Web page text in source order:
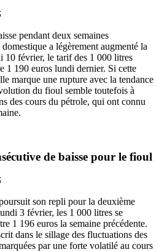
pendant deux semaines
a légèrement augmenté la
10 février, le tarif des 1 000 litres
1 190 euros lundi dernier. Si cette
marque une rupture avec la tendance
du fioul semble toutefois à
des cours du pétrole, qui ont connu
de baisse pour le fioul
son repli pour la deuxième
3 février, les 1 000 litres se
1 196 euros la semaine précédente.
dans le sillage des fluctuations des
par une forte volatilé au cours